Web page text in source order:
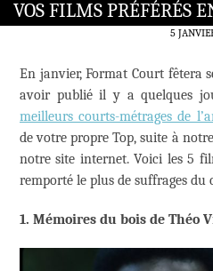
VOS FILMS PRÉFÉRÉS
5
En janvier, Format Court fêtera
avoir publié il y a quelques
meilleurs courts-métrages de
de votre propre Top, suite à notre
notre site internet. Voici les 5
remporté le plus de suffrages du
1. Mémoires du bois de Théo